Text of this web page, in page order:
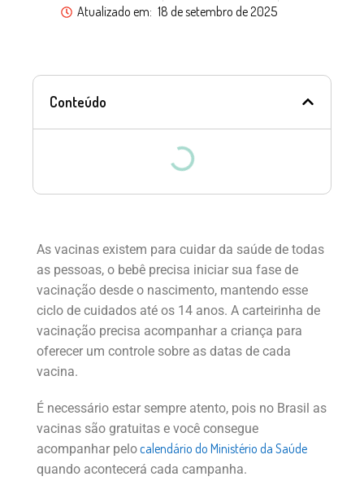
Atualizado em: 18 de setembro de 2025
Conteúdo
As vacinas existem para cuidar da saúde de todas
as pessoas, o bebê precisa iniciar sua fase de
vacinação desde o nascimento, mantendo esse
ciclo de cuidados até os 14 anos. A carteirinha de
vacinação precisa acompanhar a criança para
oferecer um controle sobre as datas de cada
vacina.
É necessário estar sempre atento, pois no Brasil as
vacinas são gratuitas e você consegue
acompanhar pelocalendário do Ministério da Saúde
quando acontecerá cada campanha.